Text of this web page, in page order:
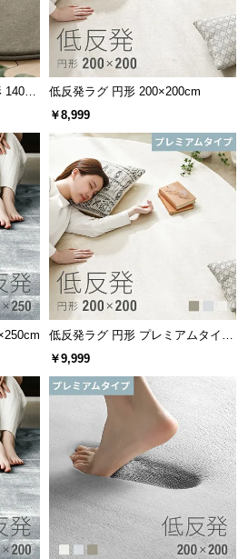
140×1
低反発ラグ 円形 200×200cm
￥8,999
低反発ラグ 円形 プレミアムタイプ
200×200cm
￥9,999